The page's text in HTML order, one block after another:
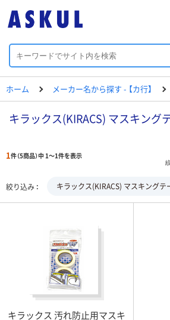
ホーム メーカー名から探す - 【カ行】
キラックス(KIRACS) マスキング
1件（5商品）中 1～1件を表示
絞り込み キラックス(KIRACS) マスキングテ
キラックス 汚れ防止用マスキ